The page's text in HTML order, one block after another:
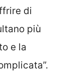
di
più
e la